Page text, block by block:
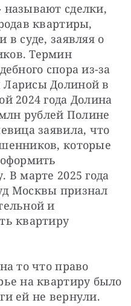
называют сделки,
квартиры,
в суде, заявляя о
Термин
спора из-за
Долиной в
2024 года Долина
рублей Полине
заявила, что
которые
В марте 2025 года
Москвы признал
и
квартиру
то что право
на квартиру было
ей не вернули.